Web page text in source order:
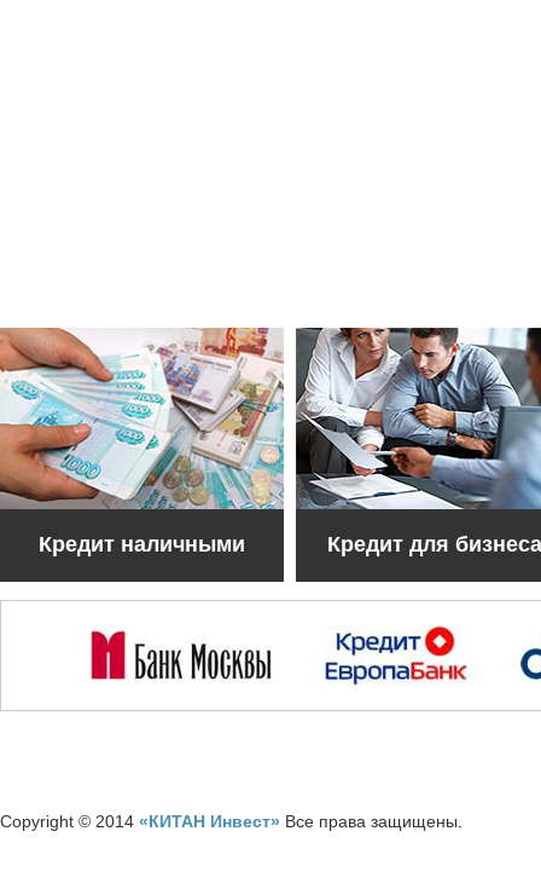
Кредит наличными Кредит для
Copyright © 2014«КИТАН Инвест» Все права защищены.